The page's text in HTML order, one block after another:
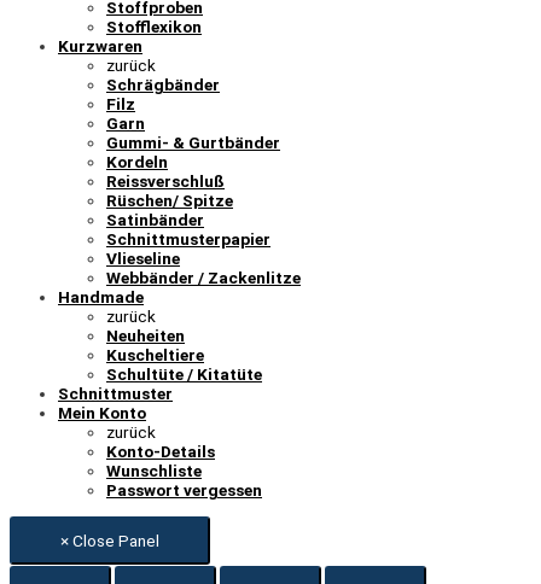
Stoffproben
Stofflexikon
Kurzwaren
zurück
Schrägbänder
Filz
Garn
Gummi- & Gurtbänder
Kordeln
Reissverschluß
Rüschen/ Spitze
Satinbänder
Schnittmusterpapier
Vlieseline
Webbänder / Zackenlitze
Handmade
zurück
Neuheiten
Kuscheltiere
Schultüte / Kitatüte
Schnittmuster
Mein Konto
zurück
Konto-Details
Wunschliste
Passwort vergessen
× Close Panel